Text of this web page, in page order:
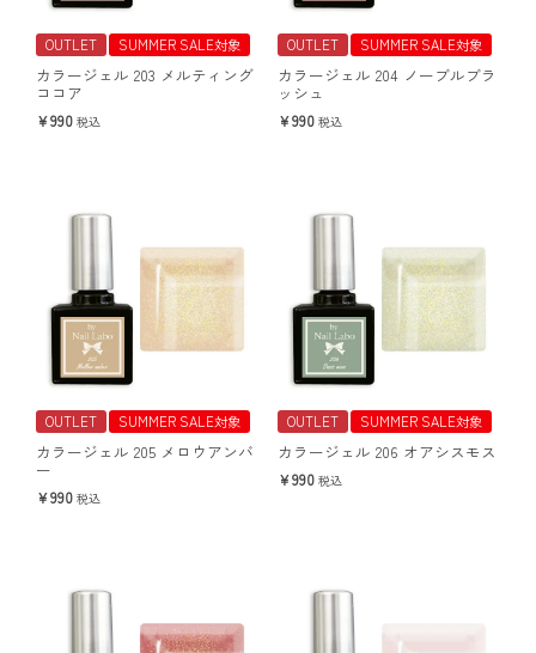
OUTLET SUMMER SALE対象
カラージェル 203 メルティング
ココア
990 税込
OUTLET SUMMER SALE対象
カラージェル 204 ノーブルブラ
ッシュ
990 税込
OUTLET SUMMER SALE対象
カラージェル 205 メロウアンバ
ー
990 税込
OUTLET SUMMER SALE対象
カラージェル 206 オアシスモス
990 税込